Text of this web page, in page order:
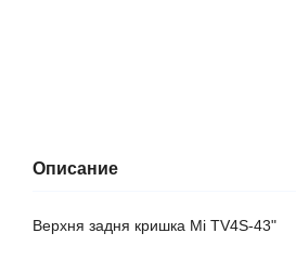
Описание
Верхня задня кришка Mi TV4S-43"